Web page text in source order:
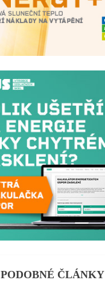
PODOBNÉ ČLÁNKY